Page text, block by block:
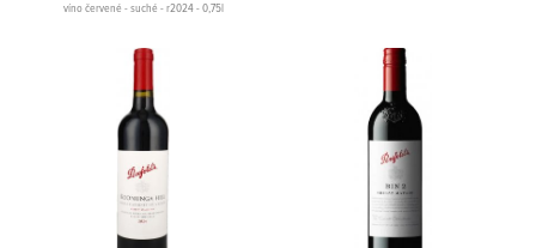
víno červené - suché - r2024 - 0,75l